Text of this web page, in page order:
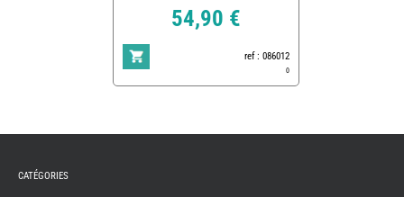
54,90 €
ref : 086012
0
CAMPING-
CATÉGORIES